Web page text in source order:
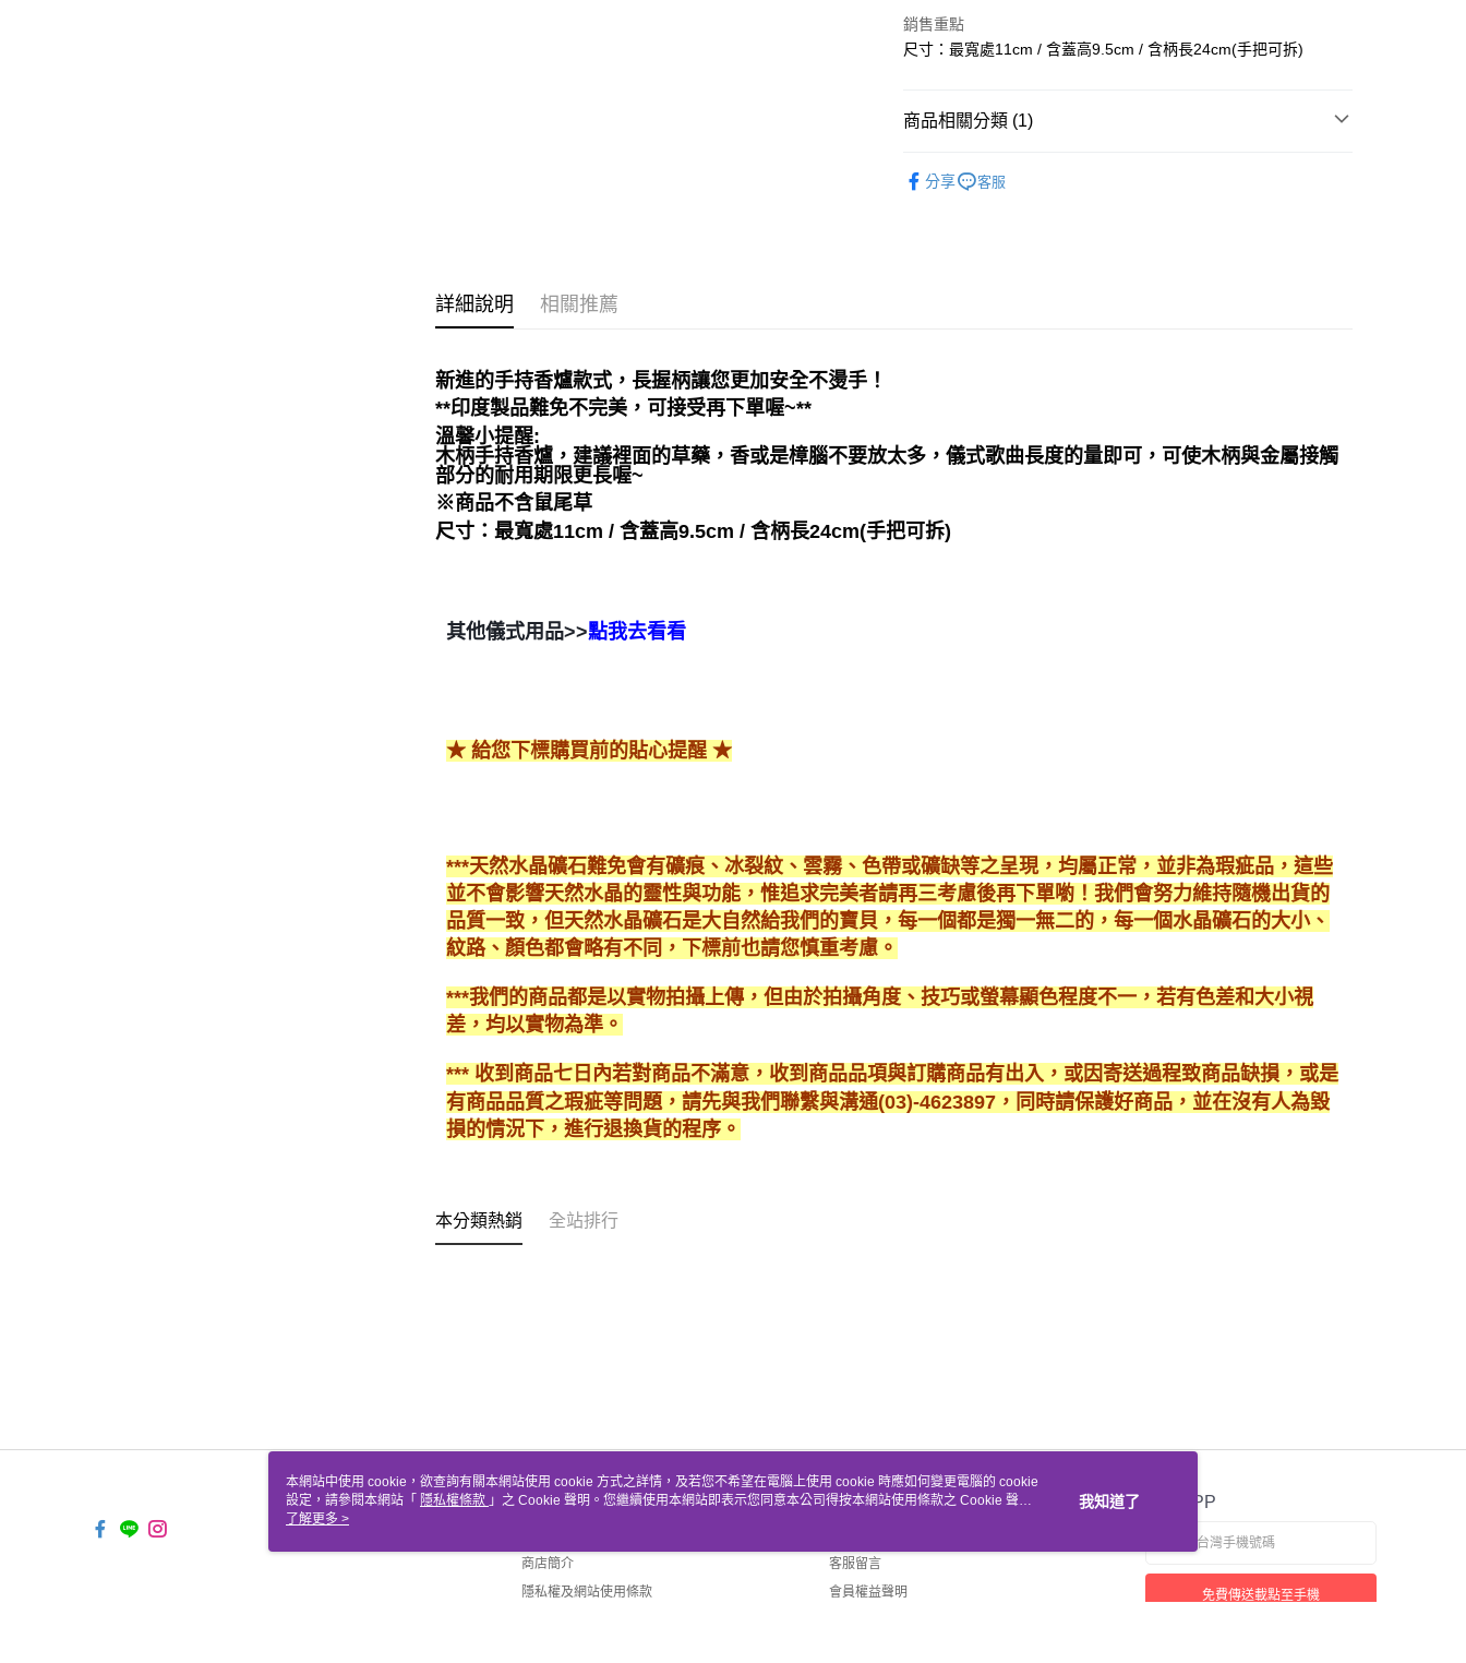
Apple Pay
郵局幫你送（離島）
付款後門市自取
銷售重點
尺寸：最寬處11cm / 含蓋高9.5cm / 含柄長24cm(手把可拆)
商品相關分類 (1)
分享
客服
詳細說明 相關推薦
新進的手持香爐款式，長握柄讓您更加安全不燙手！
**印度製品難免不完美，可接受再下單喔~**
溫馨小提醒:
木柄手持香爐，建議裡面的草藥，香或是樟腦不要放太多，儀式歌曲長度的量即可，可使木柄與金屬接觸
部分的耐用期限更長喔~
※商品不含鼠尾草
尺寸：最寬處11cm / 含蓋高9.5cm / 含柄長24cm(手把可拆)
其他儀式用品>>點我去看看
★ 給您下標購買前的貼心提醒 ★
***天然水晶礦石難免會有礦痕、冰裂紋、雲霧、色帶或礦缺等之呈現，均屬正常，並非為瑕疵品，這些
並不會影響天然水晶的靈性與功能，惟追求完美者請再三考慮後再下單喲！我們會努力維持隨機出貨的
品質一致，但天然水晶礦石是大自然給我們的寶貝，每一個都是獨一無二的，每一個水晶礦石的大小、
紋路、顏色都會略有不同，下標前也請您慎重考慮。
***我們的商品都是以實物拍攝上傳，但由於拍攝角度、技巧或螢幕顯色程度不一，若有色差和大小視
差，均以實物為準。
*** 收到商品七日內若對商品不滿意，收到商品品項與訂購商品有出入，或因寄送過程致商品缺損，或是
有商品品質之瑕疵等問題，請先與我們聯繫與溝通(03)-4623897，同時請保護好商品，並在沒有人為毀
損的情況下，進行退換貨的程序。
本分類熱銷 全站排行
關於我們
商店簡介
隱私權及網站使用條款
客服資訊
客服留言
會員權益聲明
官方APP
免費傳送載點至手機
本網站中使用 cookie，欲查詢有關本網站使用 cookie 方式之詳情，及若您不希望在電腦上使用 cookie 時應如何變更電腦的 cookie
設定，請參閱本網站「 隱私權條款 」之 Cookie 聲明。您繼續使用本網站即表示您同意本公司得按本網站使用條款之 Cookie 聲明
使用 cookie。
了解更多 >
我知道了